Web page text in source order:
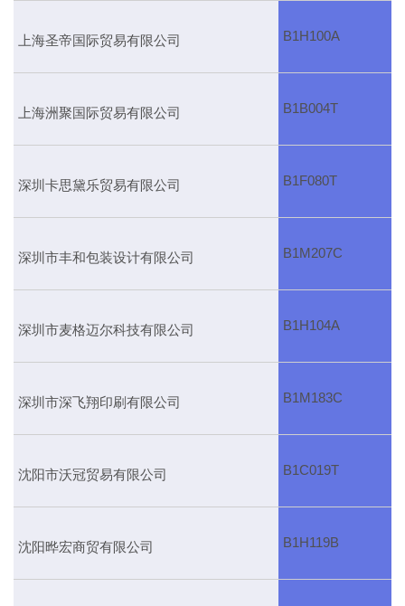
上海圣帝国际贸易有限公司 B1H100A
上海洲聚国际贸易有限公司 B1B004T
深圳卡思黛乐贸易有限公司 B1F080T
深圳市丰和包装设计有限公司 B1M207C
深圳市麦格迈尔科技有限公司 B1H104A
深圳市深飞翔印刷有限公司 B1M183C
沈阳市沃冠贸易有限公司 B1C019T
沈阳晔宏商贸有限公司 B1H119B